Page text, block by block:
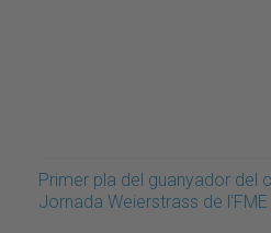
Primer pla del guanyador del
Jornada Weierstrass de